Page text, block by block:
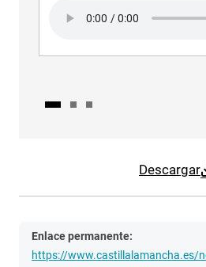
Descargar
Enlace permanente:
https://www.castillalamancha.es/